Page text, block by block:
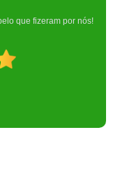
que fizeram por nós!